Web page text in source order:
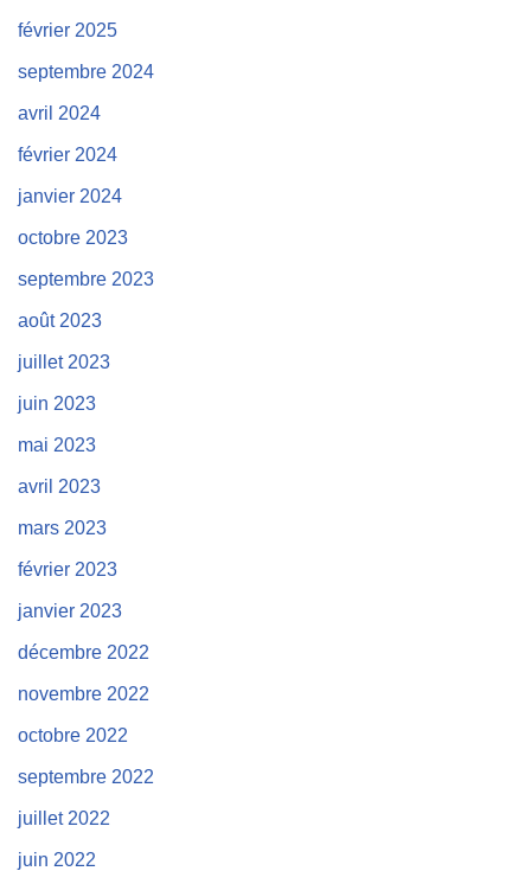
février 2025
septembre 2024
avril 2024
février 2024
janvier 2024
octobre 2023
septembre 2023
août 2023
juillet 2023
juin 2023
mai 2023
avril 2023
mars 2023
février 2023
janvier 2023
décembre 2022
novembre 2022
octobre 2022
septembre 2022
juillet 2022
juin 2022